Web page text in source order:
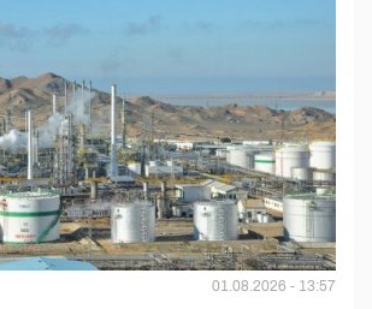
01.08.2026 - 13:57